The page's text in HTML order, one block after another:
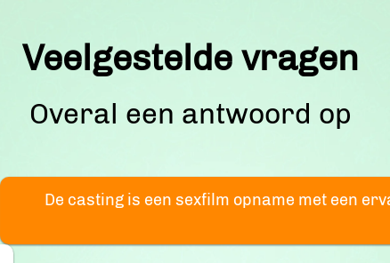
Veelgestelde vragen
Overal een antwoord op
De casting is een sexfilm opname met een